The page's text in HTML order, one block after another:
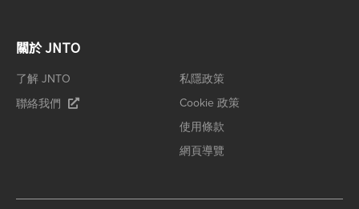
關於 JNTO
了解 JNTO
聯絡我們
私隱政策
Cookie 政策
使用條款
網頁導覽